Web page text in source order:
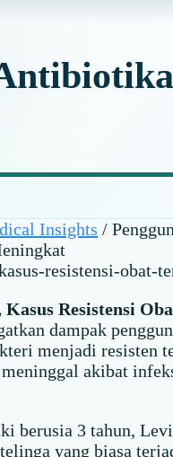
Insights /
Resistensi
dampak
menjadi resisten
akibat
berusia 3 tahun,
yang biasa